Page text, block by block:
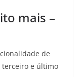
mais –
de
terceiro e último